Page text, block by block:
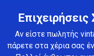
Αν είστε πωλητής
πάρετε στα χέρια σας